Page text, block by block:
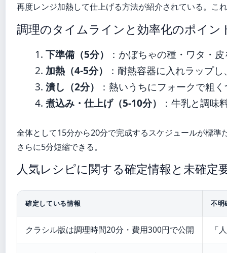
再度レンジ加熱して仕上げる方法が紹介されている。こ
調理のタイムラインと効率化のポイン
下準備（5分）
：かぼちゃの種・ワタ・
加熱（4-5分）
：耐熱容器に入れラップ
潰し（2分）
：熱いうちにフォークで粗
煮込み・仕上げ（5-10分）
：牛乳と調味
全体として15分から20分で完成するスケジュールが標
さらに5分短縮できる。
人気レシピに関する確定情報と未確定
確定している情報 不明
クラシル版は調理時間20分・費用300円で公開 「